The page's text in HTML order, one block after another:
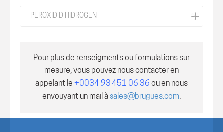
PEROXID D'HIDROGEN
Pour plus de renseigments ou formulations sur
mesure, vous pouvez nous contacter en
appelant le +0034 93 451 06 36 ou en nous
envouyant un mail à sales@brugues.com.